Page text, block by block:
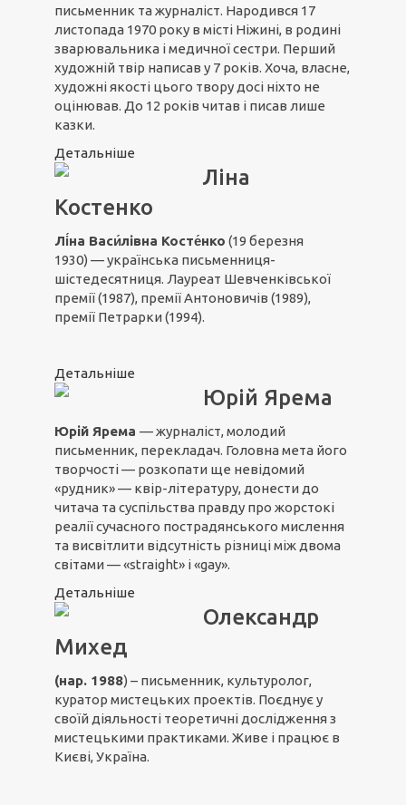
письменник та журналіст. Народився 17
листопада 1970 року в місті Ніжині, в родині
зварювальника і медичної сестри. Перший
художній твір написав у 7 років. Хоча, власне,
художні якості цього твору досі ніхто не
оцінював. До 12 років читав і писав лише
казки.
Детальніше
Ліна
Костенко
Лі́на Васи́лівна Косте́нко (19 березня
1930) — українська письменниця-
шістедесятниця. Лауреат Шевченківської
премії (1987), премії Антоновичів (1989),
премії Петрарки (1994).
Детальніше
Юрій Ярема
Юрій Ярема — журналіст, молодий
письменник, перекладач. Головна мета його
творчості — розкопати ще невідомий
«рудник» — квір-літературу, донести до
читача та суспільства правду про жорстокі
реалії сучасного пострадянського мислення
та висвітлити відсутність різниці між двома
світами — «straight» і «gay».
Детальніше
Олександр
Михед
(нар. 1988) – письменник, культуролог,
куратор мистецьких проектів. Поєднує у
своїй діяльності теоретичні дослідження з
мистецькими практиками. Живе і працює в
Києві, Україна.